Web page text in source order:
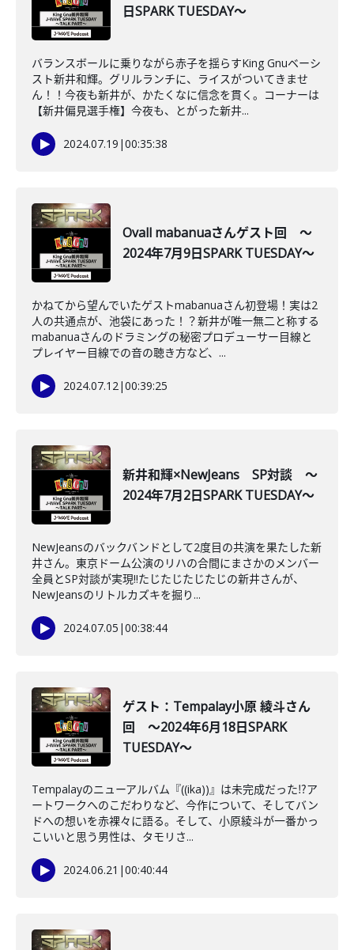
日SPARK TUESDAY～
バランスボールに乗りながら赤子を揺らすKing Gnuベーシ
スト新井和輝。グリルランチに、ライスがついてきませ
ん！！今夜も新井が、かたくなに信念を貫く。コーナーは
【新井偏見選手権】今夜も、とがった新井...
2024.07.19 |00:35:38
Ovall mabanuaさんゲスト回 ～
2024年7月9日SPARK TUESDAY～
かねてから望んでいたゲストmabanuaさん初登場！実は2
人の共通点が、池袋にあった！？新井が唯一無二と称する
mabanuaさんのドラミングの秘密プロデューサー目線と
プレイヤー目線での音の聴き方など、...
2024.07.12|00:39:25
新井和輝×NewJeans SP対談 ～
2024年7月2日SPARK TUESDAY～
NewJeansのバックバンドとして2度目の共演を果たした新
井さん。東京ドーム公演のリハの合間にまさかのメンバー
全員とSP対談が実現‼たじたじたじたじの新井さんが、
NewJeansのリトルカズキを掘り...
2024.07.05 |00:38:44
ゲスト：Tempalay小原 綾斗さん
回 ～2024年6月18日SPARK
TUESDAY～
Tempalayのニューアルバム『((ika))』は未完成だった⁉ア
ートワークへのこだわりなど、今作について、そしてバン
ドへの想いを赤裸々に語る。そして、小原綾斗が一番かっ
こいいと思う男性は、タモリさ...
2024.06.21 |00:40:44